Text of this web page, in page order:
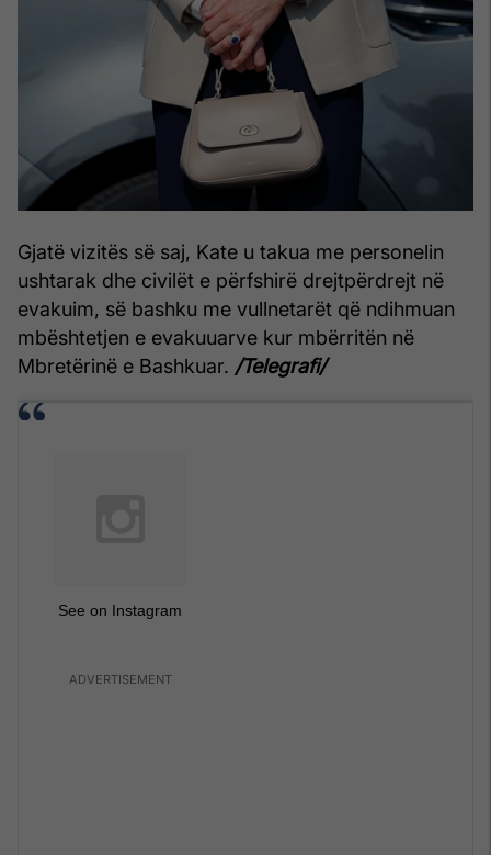
Gjatë vizitës së saj, Kate u takua me personelin
ushtarak dhe civilët e përfshirë drejtpërdrejt në
evakuim, së bashku me vullnetarët që ndihmuan
mbështetjen e evakuuarve kur mbërritën në
Mbretërinë e Bashkuar. /Telegrafi/
See on Instagram